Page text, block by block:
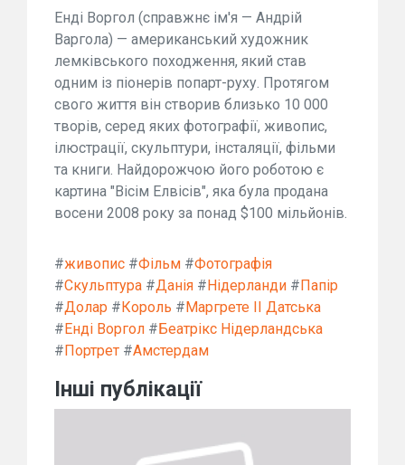
Енді Воргол (справжнє ім'я — Андрій
Варгола) — американський художник
лемківського походження, який став
одним із піонерів попарт-руху. Протягом
свого життя він створив близько 10 000
творів, серед яких фотографії, живопис,
ілюстрації, скульптури, інсталяції, фільми
та книги. Найдорожчою його роботою є
картина "Вісім Елвісів", яка була продана
восени 2008 року за понад $100 мільйонів.
#живопис #Фільм #Фотографія
#Скульптура #Данія #Нідерланди #Папір
#Долар #Король #Маргрете II Датська
#Енді Воргол #Беатрікс Нідерландська
#Портрет #Амстердам
Інші публікації